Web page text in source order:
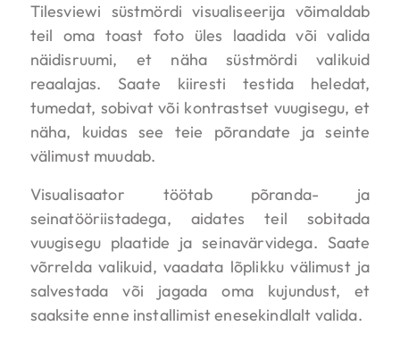
Tilesviewi süstmördi visualiseerija võimaldab
teil oma toast foto üles laadida või valida
näidisruumi, et näha süstmördi valikuid
reaalajas. Saate kiiresti testida heledat,
tumedat, sobivat või kontrastset vuugisegu, et
näha, kuidas see teie põrandate ja seinte
välimust muudab.
Visualisaator töötab põranda- ja
seinatööriistadega, aidates teil sobitada
vuugisegu plaatide ja seinavärvidega. Saate
võrrelda valikuid, vaadata lõplikku välimust ja
salvestada või jagada oma kujundust, et
saaksite enne installimist enesekindlalt valida.